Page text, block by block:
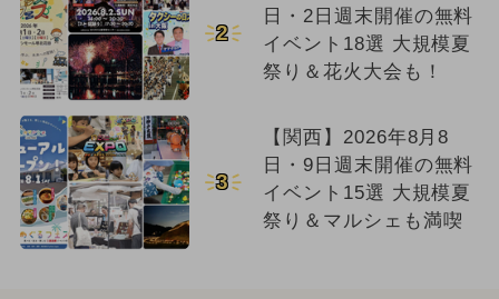
2
日・2日週末開催の無料
イベント18選 大規模夏
祭り＆花火大会も！
3
【関西】2026年8月8
日・9日週末開催の無料
イベント15選 大規模夏
祭り＆マルシェも満喫